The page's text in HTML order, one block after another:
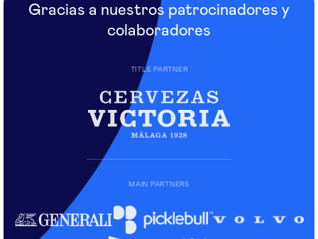
Gracias a nuestros patrocinadores y
colaboradores
TITLE PARTNER
MAIN PARTNERS